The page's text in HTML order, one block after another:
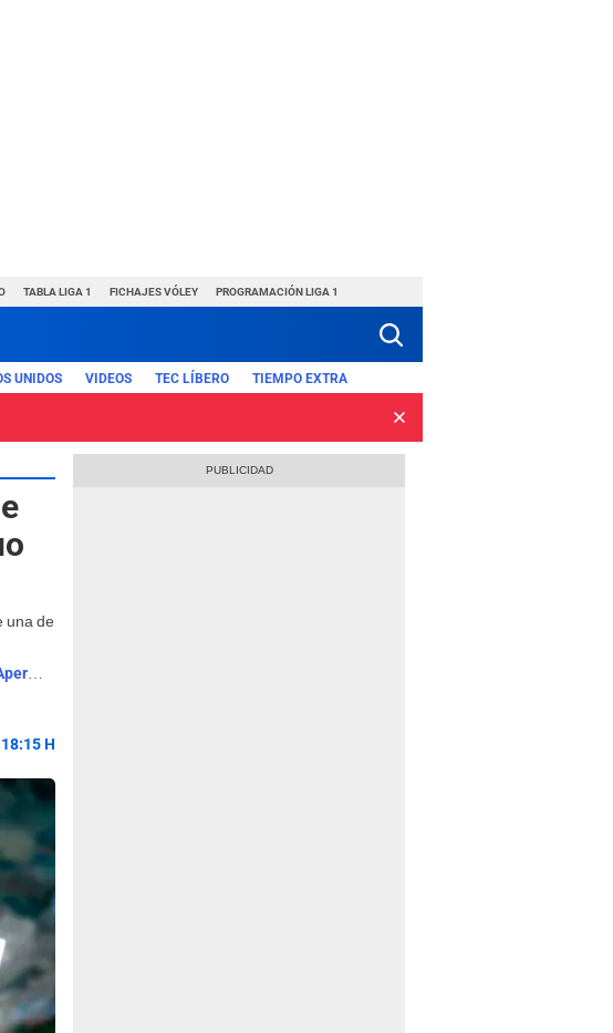
TABLA LIGA 1 FICHAJES VÓLEY PROGRAMACIÓN LIGA 1
UNIDOS VIDEOS TEC LÍBERO TIEMPO EXTRA
una de
Alineaciones Alianza Lima vs Chankas: El imponente once de Guede para salir campeón del Apertura
H